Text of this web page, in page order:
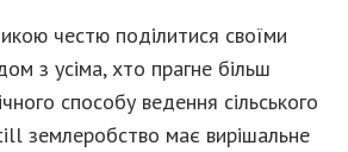
честю поділитися своїми
з усіма, хто прагне більш
способу ведення сільського
землеробство має вирішальне